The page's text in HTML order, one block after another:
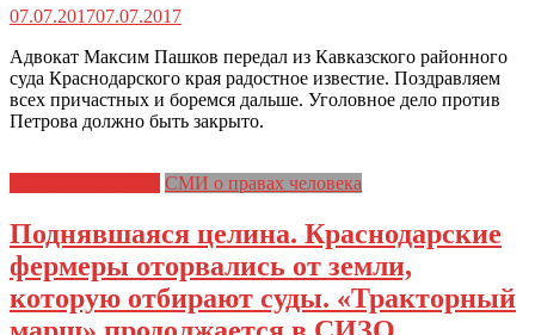
07.07.201707.07.2017
Адвокат Максим Пашков передал из Кавказского районного
суда Краснодарского края радостное известие. Поздравляем
всех причастных и боремся дальше. Уголовное дело против
Петрова должно быть закрыто.
СМИ о правах человека
Поднявшаяся целина. Краснодарские
фермеры оторвались от земли,
которую отбирают суды. «Тракторный